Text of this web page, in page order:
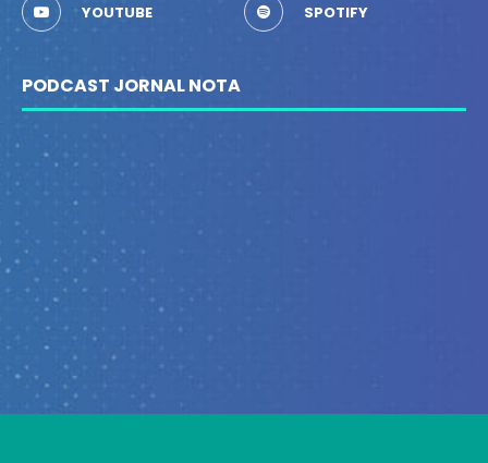
YOUTUBE SPOTIFY
PODCAST JORNAL NOTA